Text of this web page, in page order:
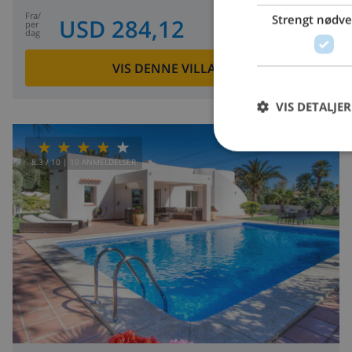
fra/
per
dag USD 284,12
VIS DENNE VILLAEN
8.3/ 10 | 10 ANMELDELSER
Strengt
VIS DETALJER